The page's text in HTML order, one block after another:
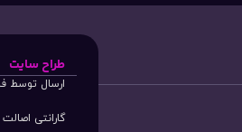
طراح سایت
ارسال توسط
گارانتی